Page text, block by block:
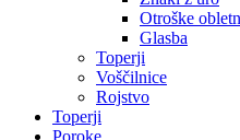
Otroške
Glasba
Toperji
Voščilnice
Rojstvo
Toperji
Poroke